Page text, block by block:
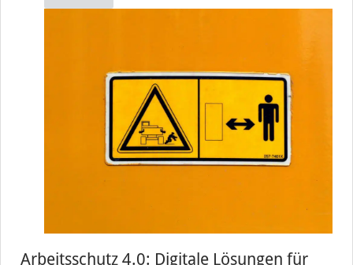
Arbeitsschutz 4.0: Digitale Lösungen für